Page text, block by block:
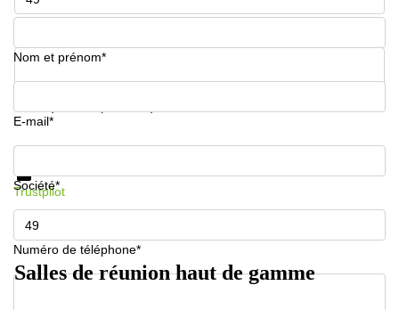
Numéro de téléphone*
Nom et prénom*
E-mail*
Société*
Numéro de téléphone*
Informations et prix
Trustpilot
Salles de réunion haut de gamme